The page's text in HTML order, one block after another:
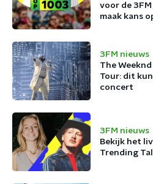
voor de
maak kans
3FM nieuws
The
Tour: dit
concert
3FM nieuws
Bekijk het
Trending